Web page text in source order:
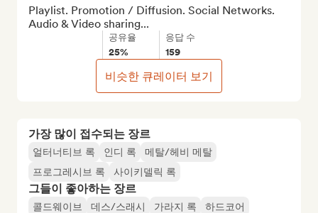
가장 많이 접수되는 장르
얼터너티브 록 인디 록
메탈/헤비 메탈
프로그레시브 록
사이키델릭 록
그들이 좋아하는 장르
콜드웨이브 데스/스래시 가라지 록
하드코어
Playlist. Promotion / Diffusion. Social Networks.
Audio & Video sharing...
공유율
25%
응답 수
159
비슷한 큐레이터 보기